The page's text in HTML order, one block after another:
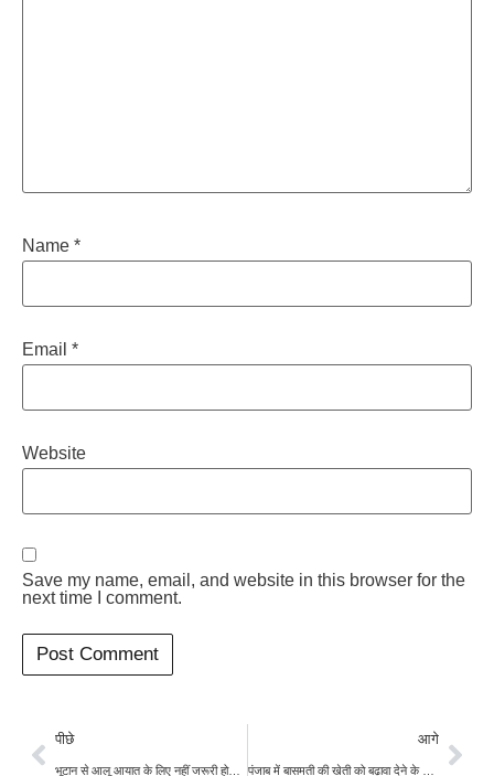
Name *
Email *
Website
Save my name, email, and website in this browser for the
next time I comment.
पीछे
भूटान से आलू आयात के लिए नहीं जरूरी होगा लाइसेन्स, सरकार ने दी अनुमति
आगे